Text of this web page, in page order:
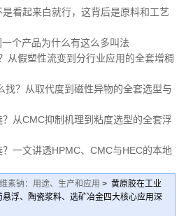
是看起来白就行，这背后是原料和工艺
个产品为什么有这么多叫法
从假塑性流变到分行业应用的全套增稠
找？从取代度到磁性异物的全套选型与
从CMC抑制机理到粘度选型的全套浮
一文讲透HPMC、CMC与HEC的本地
素钠：用途、生产和应用 > 黄原胶在工业
浮、陶瓷浆料、选矿冶金四大核心应用深